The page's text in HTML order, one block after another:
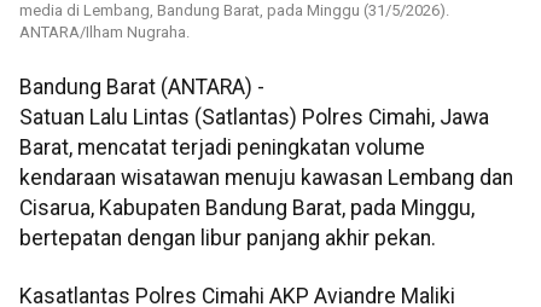
media di Lembang, Bandung Barat, pada Minggu (31/5/2026).
ANTARA/Ilham Nugraha.
Bandung Barat (ANTARA) -
Satuan Lalu Lintas (Satlantas) Polres Cimahi, Jawa
Barat, mencatat terjadi peningkatan volume
kendaraan wisatawan menuju kawasan Lembang dan
Cisarua, Kabupaten Bandung Barat, pada Minggu,
bertepatan dengan libur panjang akhir pekan.
Kasatlantas Polres Cimahi AKP Aviandre Maliki